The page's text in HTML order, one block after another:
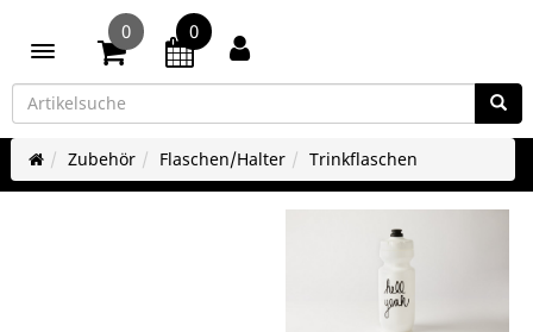
Toggle navigation
0 0
Zubehör Flaschen/Halter Trinkflaschen